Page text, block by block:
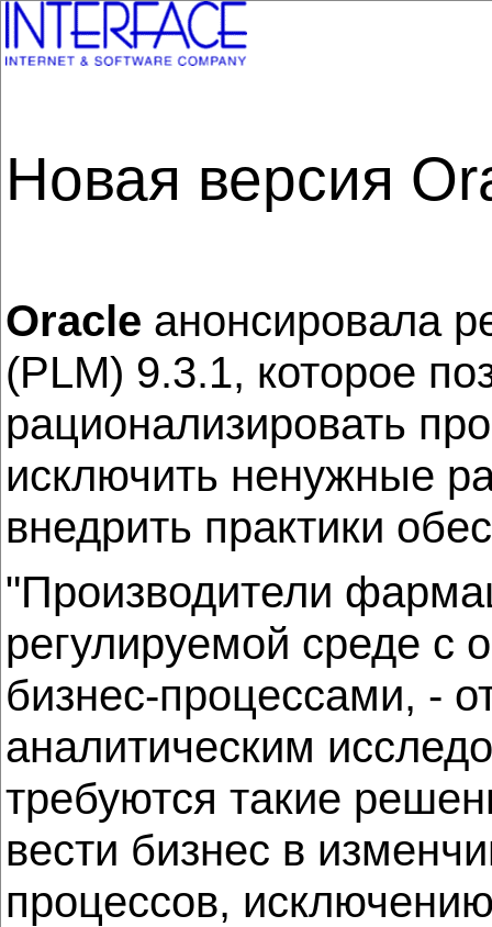
Новая версия
Oracle анонсировала
(PLM) 9.3.1, которое
рационализировать
исключить ненужные
внедрить практики
"Производители
регулируемой среде с
бизнес-процессами, -
аналитическим
требуются такие
вести бизнес в
процессов,